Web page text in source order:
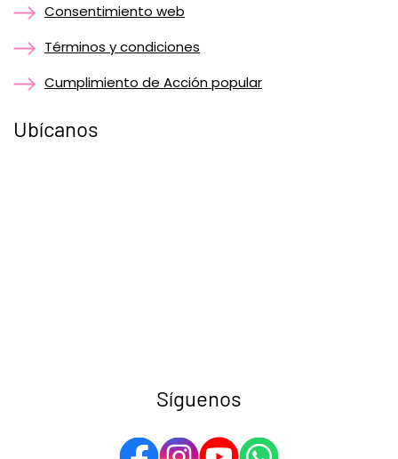
Consentimiento web
Términos y condiciones
Cumplimiento de Acción popular
Ubícanos
Síguenos